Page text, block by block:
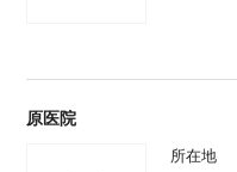
原医院
所在地